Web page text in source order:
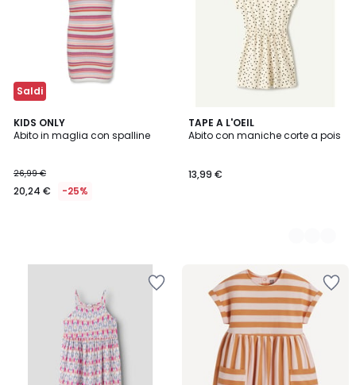
Saldi
KIDS ONLY
Abito in maglia con spalline
26,99 €
20,24 € -25%
TAPE A L'OEIL
Abito con maniche corte a pois
13,99 €
2
Colori